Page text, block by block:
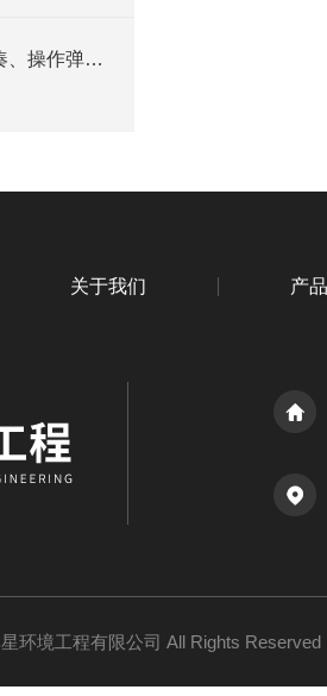
槽盘式分布器结构紧凑、操作弹性大
关于我们 产
星环境工程有限公司 All Rights